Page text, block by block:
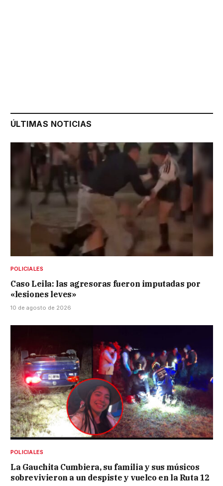
ÚLTIMAS NOTICIAS
POLICIALES
Caso Leila: las agresoras fueron imputadas por
«lesiones leves»
10 de agosto de 2026
POLICIALES
La Gauchita Cumbiera, su familia y sus músicos
sobrevivieron a un despiste y vuelco en la Ruta 12